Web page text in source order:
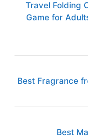
Travel Folding
Game for
Best Fragrance
Best